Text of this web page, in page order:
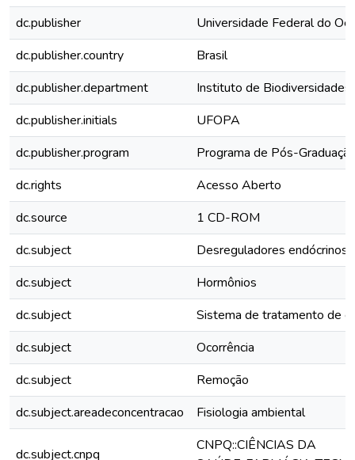
dc.publisher
Universidade Federal do
dc.publisher.country
Brasil
dc.publisher.department
Instituto de
dc.publisher.initials
UFOPA
dc.publisher.program
Programa de Pós-
dc.rights
Acesso Aberto
dc.source
1 CD-ROM
dc.subject
Desreguladores endócrinos
dc.subject
Hormônios
dc.subject
Sistema de tratamento de
dc.subject
Ocorrência
dc.subject
Remoção
dc.subject.areadeconcentracao
Fisiologia ambiental
dc.subject.cnpq
CNPQ::CIÊNCIAS DA